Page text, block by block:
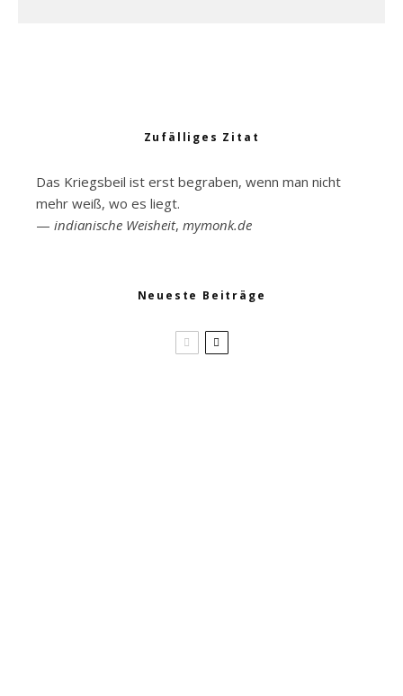
Zufälliges Zitat
Das Kriegsbeil ist erst begraben, wenn man nicht
mehr weiß, wo es liegt.
— indianische Weisheit, mymonk.de
Neueste Beiträge